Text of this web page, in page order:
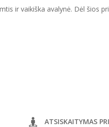
ir vaikiška avalynė. Dėl šios
ATSISKAITYMAS